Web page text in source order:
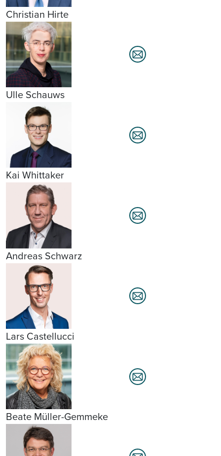
Christian Hirte
Ulle Schauws
Kai Whittaker
Andreas Schwarz
Lars Castellucci
Beate Müller-Gemmeke